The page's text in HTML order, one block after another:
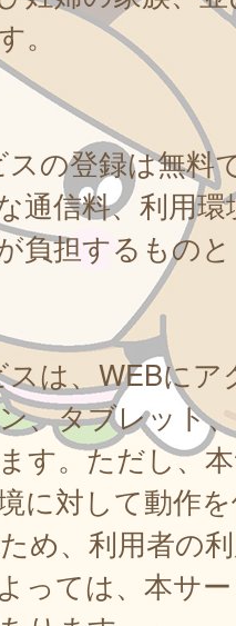
。
の登録は無料
通信料、利用
負担するもの
は、WEBにア
、タブレット
す。ただし、
に対して動作
め、利用者の
っては、本サ